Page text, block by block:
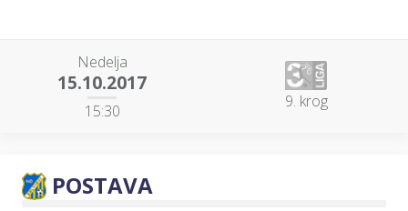
Nedelja
15.10.2017
15:30 9. krog
POSTAVA